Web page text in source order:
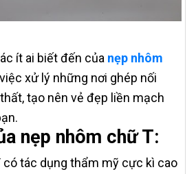
ít ai biết đến của nẹp nhôm
xử lý những nơi ghép nối
tạo nên vẻ đẹp liền mạch
nẹp nhôm chữ T:
có tác dụng thẩm mỹ cực kì cao